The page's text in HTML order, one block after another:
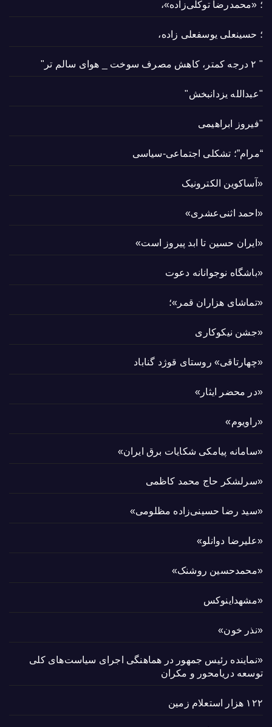
؛ «محمدرضا توکلی‌زاده»،
؛ حسینعلی یوسفعلی زاده،
" ۲ درجه کمتر، کاهش مصرف سوخت _ هوای سالم تر"
"عبدالله یزدانبخش"
"فیروز ابراهیمی
“مرام”؛ تشکلی اجتماعی-سیاسی
«آساکوین الکترونیک
«احمد اثنی‌عشری»
«ایران حسین تا ابد پیروز است»
«باشگاه نوجوانانه دعوت
«تماشای هزاران قمر»؛
«جشن نیکوکاری
«چهارتاقی» روستای قوژد گناباد
«در محضر ایثار»
«راویوم»
«سامانه پیامکی شکایات برق ایران»
«سرلشکر حاج محمد کاظمی
«سید رضا حسینی‌زاده مظلومی»
«علیرضا دوانلو»
«محمدحسین روشنک»
«مشهداینوکس
«نذر خون»
«نماینده رئیس جمهور در هماهنگی اجرای سیاست‌های کلی
توسعه دریامحور و مکران
۱۲۲ هزار استعلام زمین